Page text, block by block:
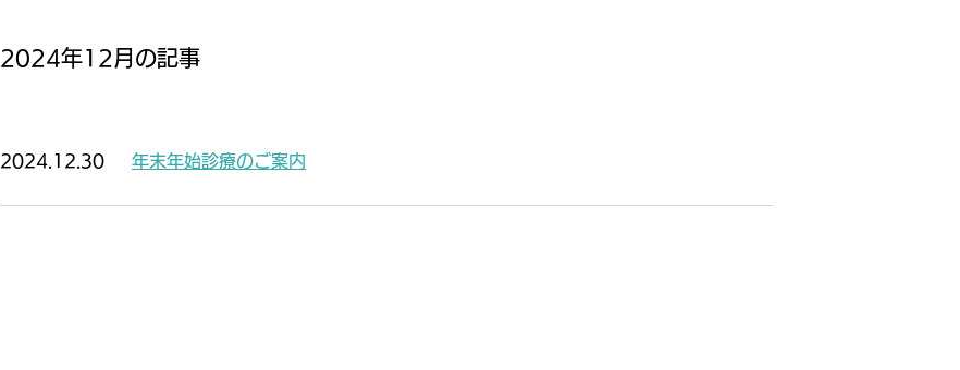
2024年12月の記事
2024.12.30 年末年始診療のご案内